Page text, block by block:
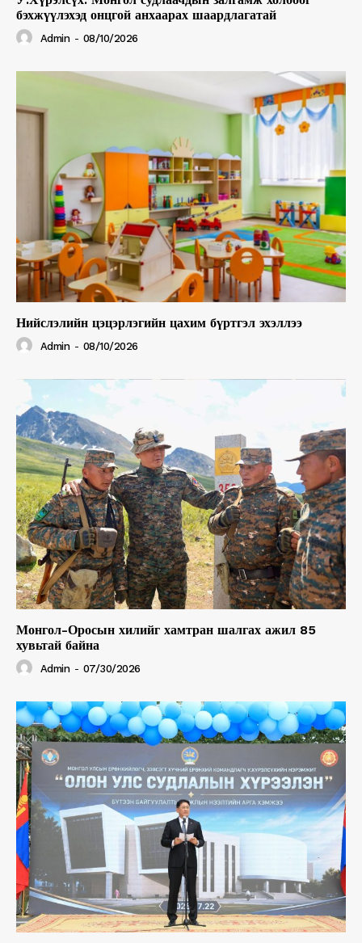
бэхжүүлэхэд онцгой анхаарах шаардлагатай
Admin - 08/10/2026
Нийслэлийн цэцэрлэгийн цахим бүртгэл эхэллээ
Admin - 08/10/2026
Монгол-Оросын хилийг хамтран шалгах ажил 85
хувьтай байна
Admin - 07/30/2026